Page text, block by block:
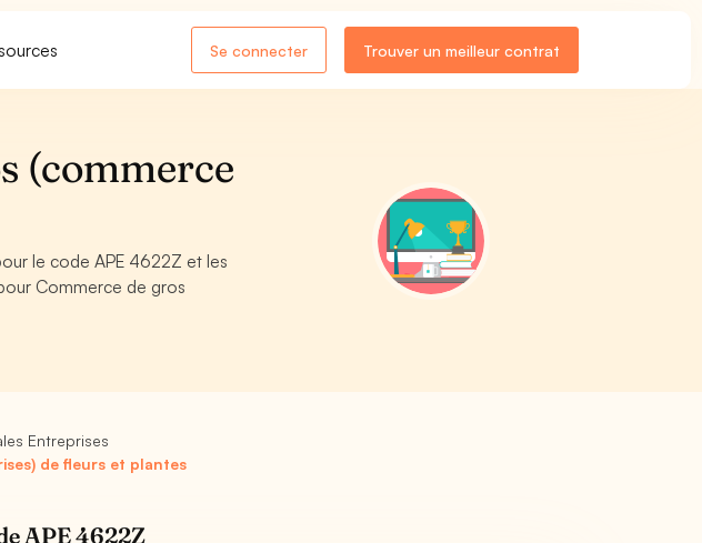
Se connecter Trouver un meilleur contrat
(commerce
le code APE 4622Z et les
Commerce de gros
Entreprises
de fleurs et plantes
APE 4622Z